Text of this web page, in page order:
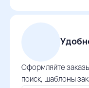
Оформляйте
поиск, шаблоны